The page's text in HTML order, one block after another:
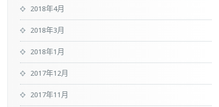
2018年4月
2018年3月
2018年1月
2017年12月
2017年11月